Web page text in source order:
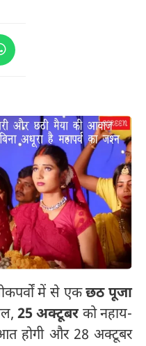
में से एकछठ पूजा
25 अक्टूबर को नहाय-
होगी और 28 अक्टूबर